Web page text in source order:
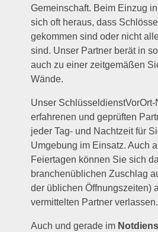
Gemeinschaft. Beim Einzug
sich oft heraus, dass
gekommen sind oder nicht
sind. Unser Partner berät in
auch zu einer zeitgemäßen
Wände.
Unser
erfahrenen und geprüften
jeder Tag- und Nachtzeit für
Umgebung im Einsatz. Auch
Feiertagen können Sie sich
branchenüblichen Zuschlag
der üblichen Öffnungszeiten)
vermittelten Partner verlassen.
Auch und gerade im